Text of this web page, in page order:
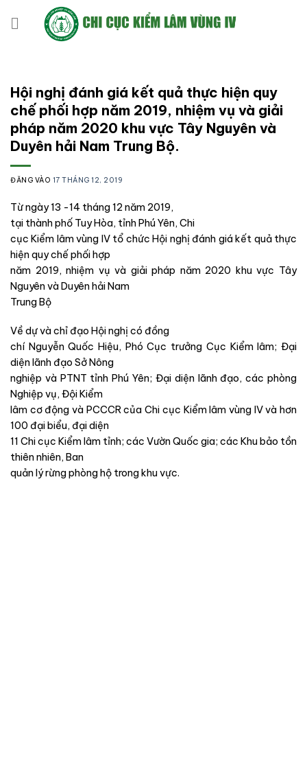
qua
Hội nghị đánh giá kết quả thực hiện quy
chế phối hợp năm 2019, nhiệm vụ và giải
pháp năm 2020 khu vực Tây Nguyên và
Duyên hải Nam Trung Bộ.
ĐĂNG VÀO 17 THÁNG 12, 2019
Từ ngày 13 -14 tháng 12 năm 2019,
tại thành phố Tuy Hòa, tỉnh Phú Yên, Chi
cục Kiểm lâm vùng IV tổ chức Hội nghị đánh giá kết quả thực
hiện quy chế phối hợp
năm 2019, nhiệm vụ và giải pháp năm 2020 khu vực Tây
Nguyên và Duyên hải Nam
Trung Bộ
Về dự và chỉ đạo Hội nghị có đồng
chí Nguyễn Quốc Hiệu, Phó Cục trưởng Cục Kiểm lâm; Đại
diện lãnh đạo Sở Nông
nghiệp và PTNT tỉnh Phú Yên; Đại diện lãnh đạo, các phòng
Nghiệp vụ, Đội Kiểm
lâm cơ động và PCCCR của Chi cục Kiểm lâm vùng IV và hơn
100 đại biểu, đại diện
11 Chi cục Kiểm lâm tỉnh; các Vườn Quốc gia; các Khu bảo tồn
thiên nhiên, Ban
quản lý rừng phòng hộ trong khu vực.